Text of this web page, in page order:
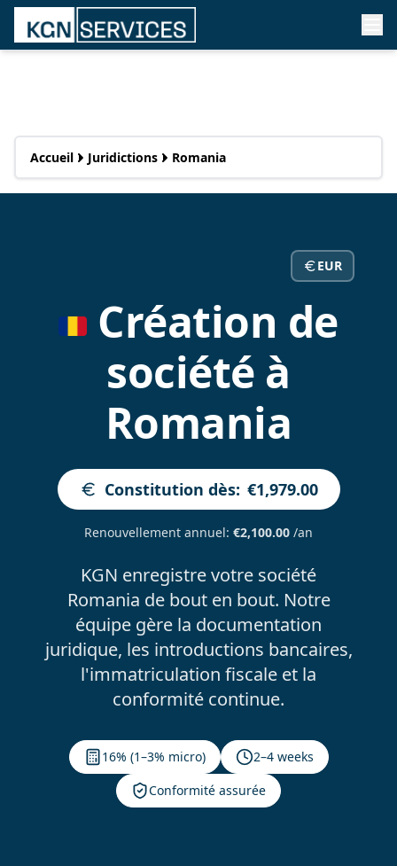
Accueil Juridictions Romania
EUR
Création de
société à
Romania
Constitution dès: €1,979.00
Renouvellement annuel: €2,100.00 /an
KGN enregistre votre société
Romania de bout en bout. Notre
équipe gère la documentation
juridique, les introductions bancaires,
l'immatriculation fiscale et la
conformité continue.
16% (1–3% micro)
2–4 weeks
Conformité assurée